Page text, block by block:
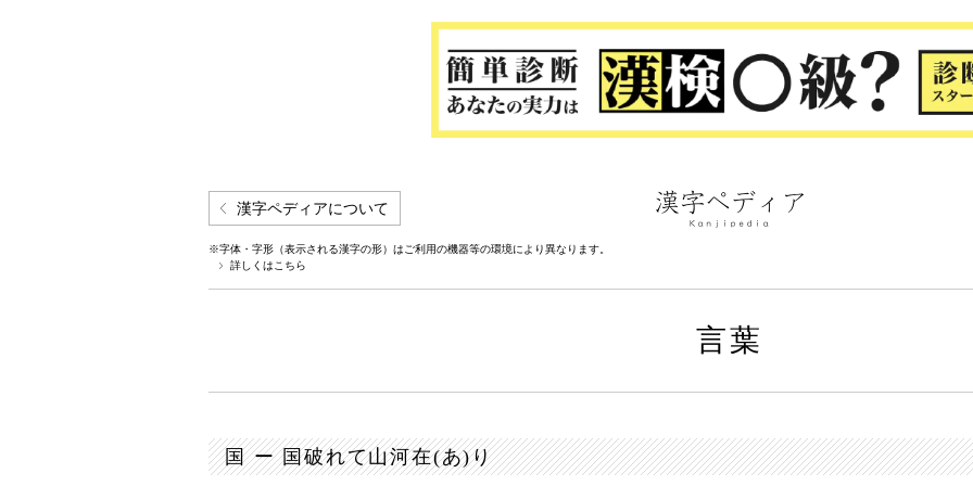
漢字ペディアについて
※字体・字形（表示される漢字の形）はご利用の機器等の環境により異なります。
詳しくはこちら
言葉
国 ー 国破れて山河在(あ)り